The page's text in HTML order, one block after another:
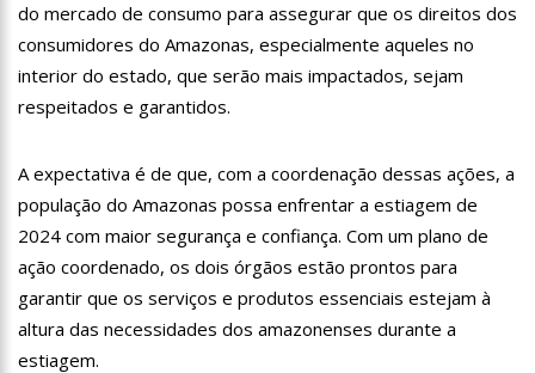
11:32 Engenheiro é o segundo brasileiro a viajar ao espaço, confira
agora:
11:07 Ucrânia recupera cerca de 20% do território perdido em
15:39
Provas do concurso da Semsa do nível médio acontecem
15:24 Wilson Lima concede a 6.705 famílias o direito de uso da terra
em 11 Unidades de Conservação Estaduais
20:34
Capacitação para Conselheiros Tutelares do Amazonas tem
inicio programado para setembro
17:01
Veja agora a programação Cultural para o domingo do Dia
dos Pais na cidade de Manaus.
21:23 Após Receber R$21,4 Milhões Do Governo Do Amazonas,
do mercado de consumo para assegurar que os direitos dos
consumidores do Amazonas, especialmente aqueles no
interior do estado, que serão mais impactados, sejam
respeitados e garantidos.
A expectativa é de que, com a coordenação dessas ações, a
população do Amazonas possa enfrentar a estiagem de
2024 com maior segurança e confiança. Com um plano de
ação coordenado, os dois órgãos estão prontos para
garantir que os serviços e produtos essenciais estejam à
altura das necessidades dos amazonenses durante a
estiagem.